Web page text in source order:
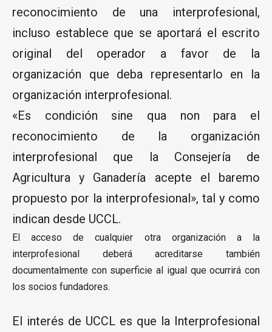
reconocimiento de una interprofesional,
incluso establece que se aportará el escrito
original del operador a favor de la
organización que deba representarlo en la
organización interprofesional.
«Es condición sine qua non para el
reconocimiento de la organización
interprofesional que la Consejería de
Agricultura y Ganadería acepte el baremo
propuesto por la interprofesional», tal y como
indican desde UCCL.
El acceso de cualquier otra organización a la
interprofesional deberá acreditarse también
documentalmente con superficie al igual que ocurrirá con
los socios fundadores.
El interés de UCCL es que la Interprofesional